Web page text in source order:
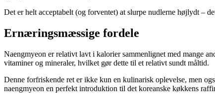
Det er helt acceptabelt (og forventet) at slurpe nudlerne højlydt –
Ernæringsmæssige fordele
Naengmyeon er relativt lavt i kalorier sammenlignet med mange
vitaminer og mineraler, hvilket gør dette til et relativt sundt måltid.
Denne forfriskende ret er ikke kun en kulinarisk oplevelse, men
naengmyeon en perfekt introduktion til det koreanske køkkens